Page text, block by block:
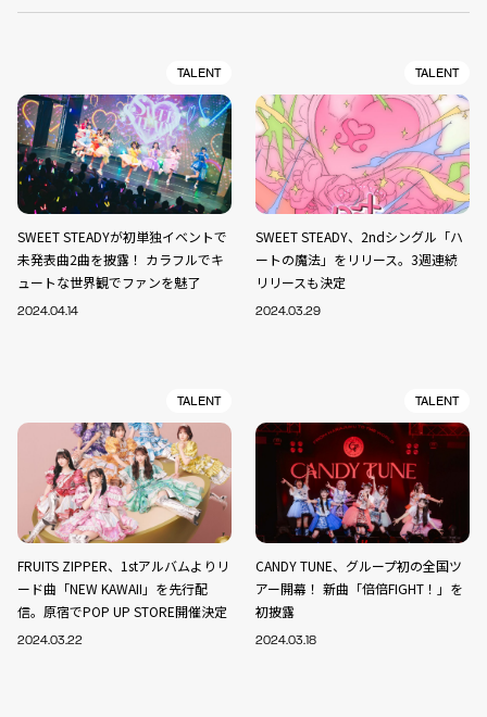
TALENT
SWEET STEADYが初単独イベントで
未発表曲2曲を披露！ カラフルでキ
ュートな世界観でファンを魅了
2024.04.14
TALENT
SWEET STEADY、2ndシングル「ハ
ートの魔法」をリリース。3週連続
リリースも決定
2024.03.29
TALENT
FRUITS ZIPPER、1stアルバムよりリ
ード曲「NEW KAWAII」を先行配
信。原宿でPOP UP STORE開催決定
2024.03.22
TALENT
CANDY TUNE、グループ初の全国ツ
アー開幕！ 新曲「倍倍FIGHT！」を
初披露
2024.03.18